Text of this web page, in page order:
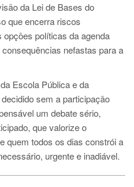
da Lei de Bases do
que encerra riscos
políticas da agenda
nefastas para a
Escola Pública e da
sem a participação
um debate sério,
que valorize o
quem todos os dias constrói a
urgente e inadiável.